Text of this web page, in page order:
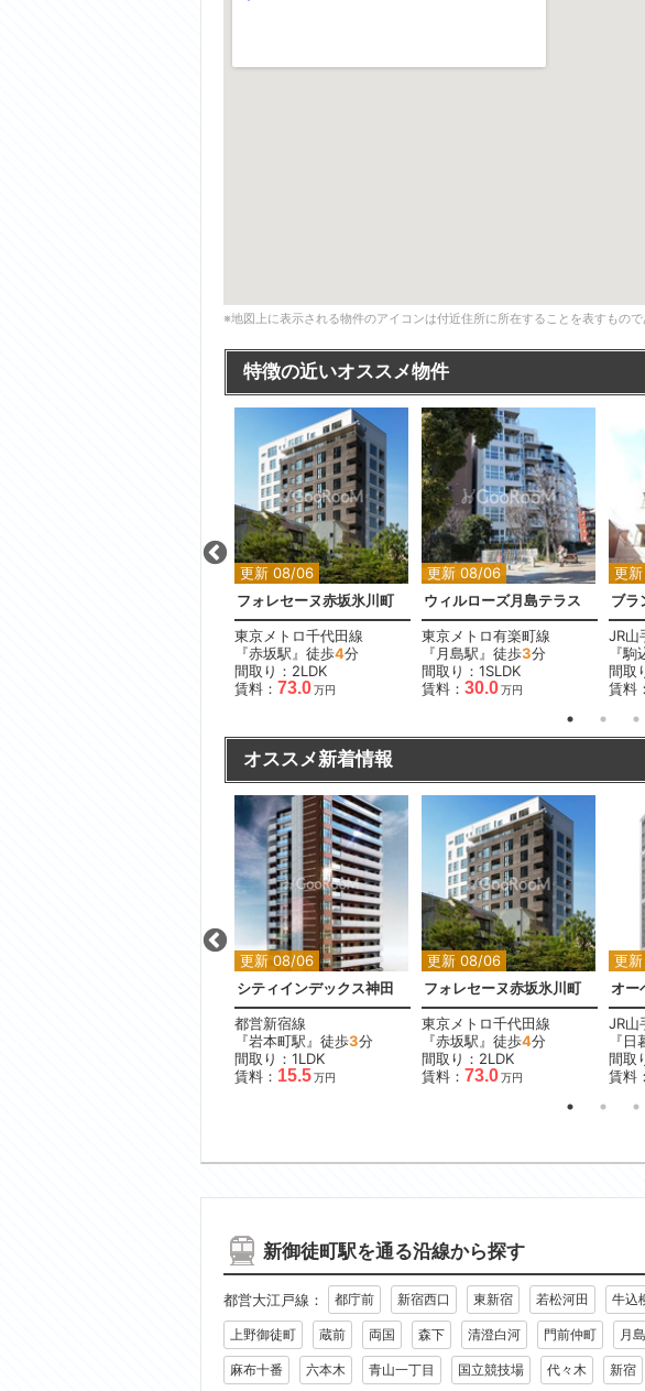
※地図上に表示される物件のアイコンは付近住所に所在することを表すもの
特徴の近いオススメ物件
更新 08/06
フォレセーヌ赤坂氷川町
東京メトロ千代田線
『赤坂駅』徒歩4分
間取り：2LDK
賃料： 73.0万円
更新 08/06
ウィルローズ月島テラス
東京メトロ有楽町線
『月島駅』徒歩3分
間取り：1SLDK
賃料： 30.0万円
更
ブラ
JR山
『
間取
賃料：
オススメ新着情報
更新 08/06
シティインデックス神田
都営新宿線
『岩本町駅』徒歩3分
間取り：1LDK
賃料： 15.5万円
更新 08/06
フォレセーヌ赤坂氷川町
東京メトロ千代田線
『赤坂駅』徒歩4分
間取り：2LDK
賃料： 73.0万円
更
オー
JR山
『
間取
賃料：
新御徒町駅を通る沿線から探す
都営大江戸線： 都庁前 新宿西口 東新宿 若松河田 牛込
上野御徒町 蔵前 両国 森下 清澄白河 門前仲町 月島
麻布十番 六本木 青山一丁目 国立競技場 代々木 新宿